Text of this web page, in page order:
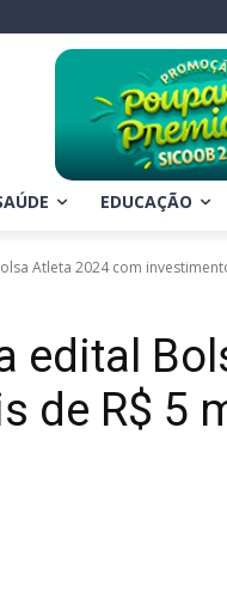
EDUCAÇÃO
Atleta 2024 com
edital
de R$ 5